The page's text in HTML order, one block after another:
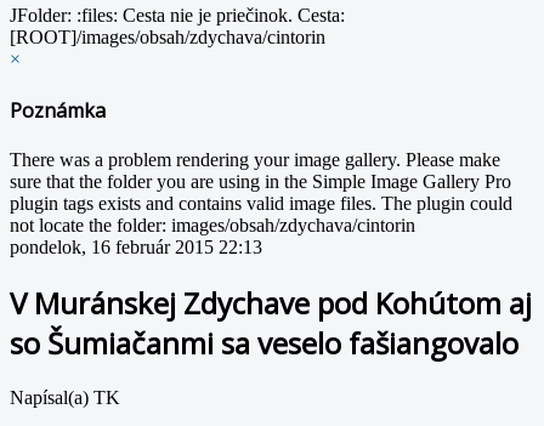
JFolder: :files: Cesta nie je priečinok. Cesta:
[ROOT]/images/obsah/zdychava/cintorin
×
Poznámka
There was a problem rendering your image gallery. Please make
sure that the folder you are using in the Simple Image Gallery Pro
plugin tags exists and contains valid image files. The plugin could
not locate the folder: images/obsah/zdychava/cintorin
pondelok, 16 február 2015 22:13
V Muránskej Zdychave pod Kohútom aj
so Šumiačanmi sa veselo fašiangovalo
Napísal(a) TK